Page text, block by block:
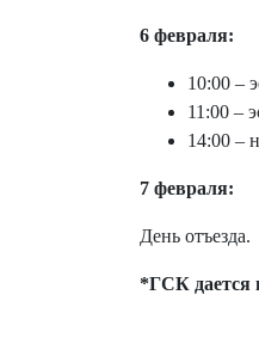
6 февраля:
10:00 –
11:00 –
14:00 –
7 февраля:
День отъезда.
*ГСК дается